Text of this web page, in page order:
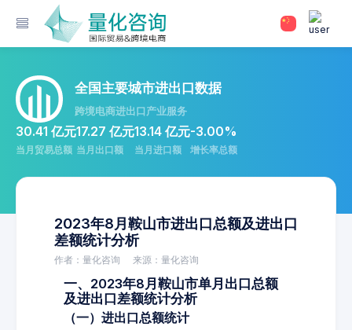
全国主要城市进出口数据
跨境电商进出口产业服务
30.41 亿元
当月贸易总额
17.27 亿元
当月出口额
13.14 亿元
当月进口额
-3.00%
增长率总额
2023年8月鞍山市进出口总额及进出口
差额统计分析
作者：量化咨询 来源：量化咨询
一、2023年8月鞍山市单月出口总额
及进出口差额统计分析
（一）进出口总额统计